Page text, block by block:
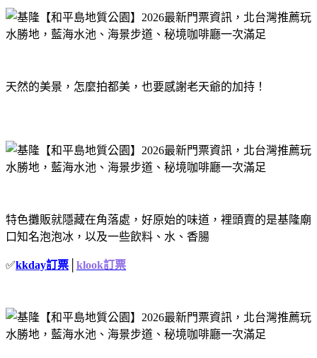
天然的美景，怎麼拍都美，也要感謝老天爺的加持！
特色攤販就隱藏在角落處，好原始的味道，裡頭賣的是基隆廟
口知名泡泡冰，以及一些飲料、水、香腸
✅kkday訂票 klook訂票